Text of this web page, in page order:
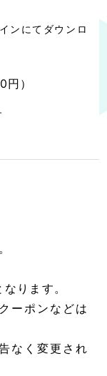
ンにてダウンロ
）
ります。
ーポンなどは
なく変更され